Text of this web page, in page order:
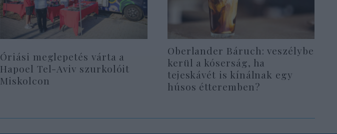
Óriási meglepetés várta a
Hapoel Tel-Aviv szurkolóit
Miskolcon
Oberlander Báruch: veszélybe
kerül a kóserság, ha
tejeskávét is kínálnak egy
húsos étteremben?